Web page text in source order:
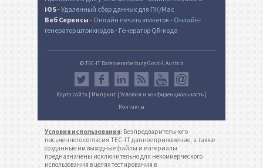
iOS-Удаленный сбор данных для ПК/Mac
Веб Сервисы - Онлайн печать этикеток- Онлайн-
генератор штрихкодов- Генератор QR-кода
© TEC-IT Datenverarbeitung GmbH, Austria
Карта сайта | Импринт | Условия и конфиденциальность |
Контакты
Условия использования: Без предварительного
письменного согласия TEC-IT данное приложение, а также
созданные им выходные файлы и материалы
предназначены исключительно для некоммерческого
использования в целях тестирования в